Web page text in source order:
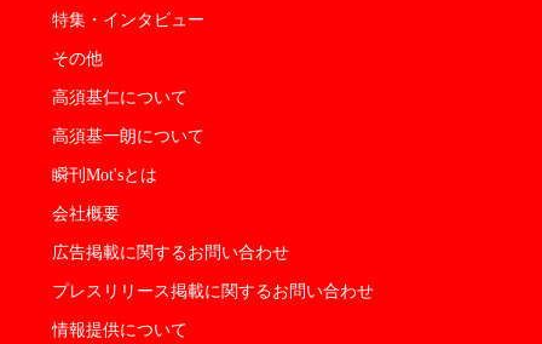
特集・インタビュー
その他
高須基仁について
高須基一朗について
瞬刊Mot'sとは
会社概要
広告掲載に関するお問い合わせ
プレスリリース掲載に関するお問い合わせ
情報提供について